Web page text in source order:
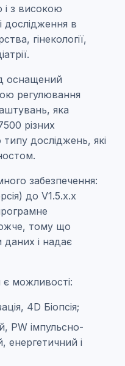
і з високою
дослідження в
гінекології,
оснащений
регулювання
яка
різних
досліджень, які
забезпечення:
до V1.5.x.x
тому що
і надає
можливості:
4D Біопсія;
PW імпульсно-
енергетичний і